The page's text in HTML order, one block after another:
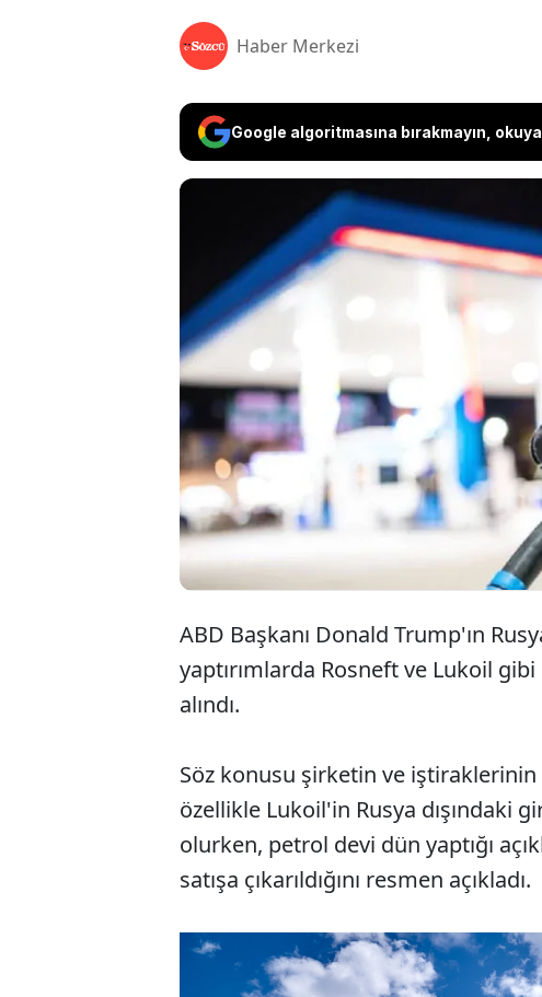
Haber Merkezi
Google algoritmasına bırakmayın,
ABD'nin Rusya'nın iki
iştiraklerini yaptırım
Lukoil'den dikkat çeken
Bulgaristan ve
işleten şirket,
ABD Başkanı Donald Trump'ın
yaptırımlarda Rosneft ve Lukoil
alındı.
Söz konusu şirketin ve iştiraklerinin
özellikle Lukoil'in Rusya dışındaki
olurken, petrol devi dün yaptığı
satışa çıkarıldığını resmen açıkladı.